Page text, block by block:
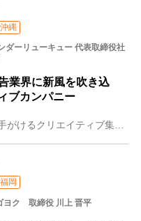
沖縄
ダーリューキュー 代表取締役社
業界に新風を吹き込
ブカンパニー
沖縄を代表する企業の広告を軒並み手がけるクリエイティブ集団「株式会社ワンダーリューキュー」。彼らが手がけるCMやイベントは、どれも印象的で個性的。県内外の権威あ
福岡
ヨク 取締役 川上 晋平